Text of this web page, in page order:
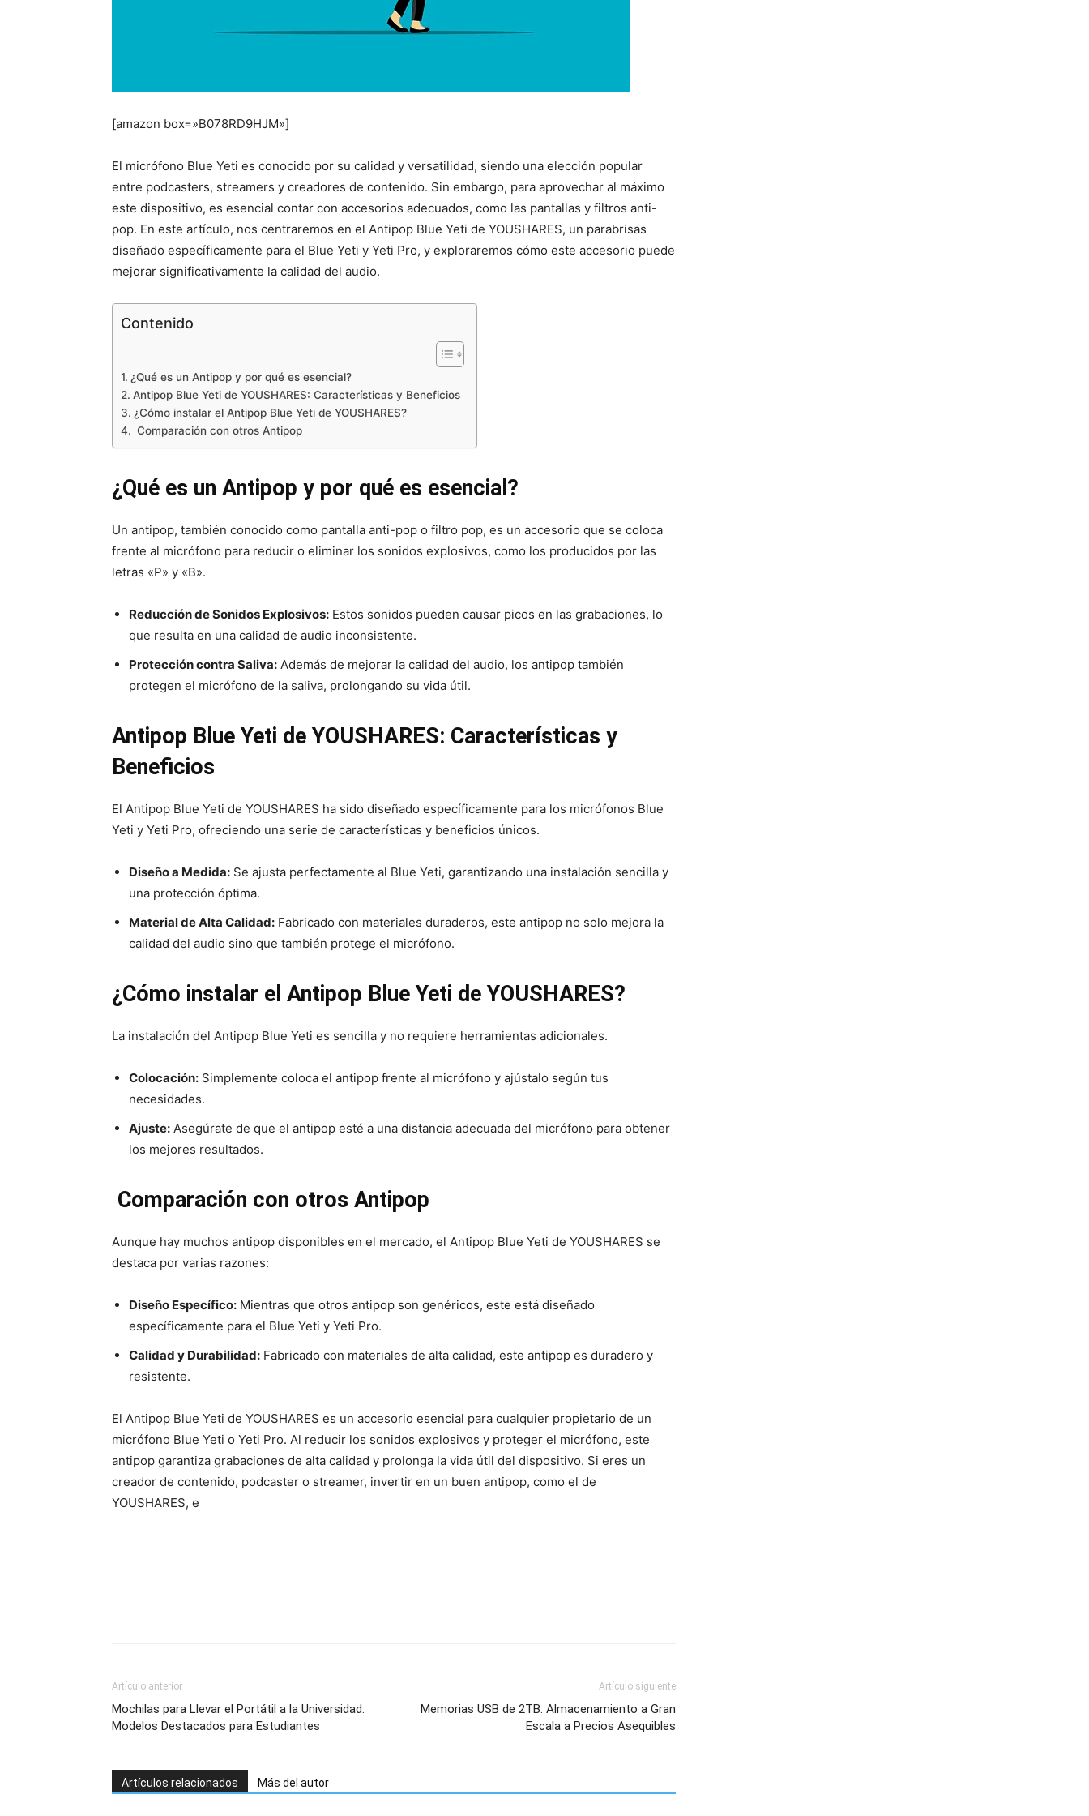
[amazon box=»B078RD9HJM»]
El micrófono Blue Yeti es conocido por su calidad y versatilidad, siendo una elección popular
entre podcasters, streamers y creadores de contenido. Sin embargo, para aprovechar al máximo
este dispositivo, es esencial contar con accesorios adecuados, como las pantallas y filtros anti-
pop. En este artículo, nos centraremos en el Antipop Blue Yeti de YOUSHARES, un parabrisas
diseñado específicamente para el Blue Yeti y Yeti Pro, y exploraremos cómo este accesorio puede
mejorar significativamente la calidad del audio.
Contenido
¿Qué es un Antipop y por qué es esencial?
Antipop Blue Yeti de YOUSHARES: Características y Beneficios
¿Cómo instalar el Antipop Blue Yeti de YOUSHARES?
Comparación con otros Antipop
¿Qué es un Antipop y por qué es esencial?
Un antipop, también conocido como pantalla anti-pop o filtro pop, es un accesorio que se coloca
frente al micrófono para reducir o eliminar los sonidos explosivos, como los producidos por las
letras «P» y «B».
Reducción de Sonidos Explosivos: Estos sonidos pueden causar picos en las grabaciones, lo
que resulta en una calidad de audio inconsistente.
Protección contra Saliva: Además de mejorar la calidad del audio, los antipop también
protegen el micrófono de la saliva, prolongando su vida útil.
Antipop Blue Yeti de YOUSHARES: Características y
Beneficios
El Antipop Blue Yeti de YOUSHARES ha sido diseñado específicamente para los micrófonos Blue
Yeti y Yeti Pro, ofreciendo una serie de características y beneficios únicos.
Diseño a Medida: Se ajusta perfectamente al Blue Yeti, garantizando una instalación sencilla y
una protección óptima.
Material de Alta Calidad: Fabricado con materiales duraderos, este antipop no solo mejora la
calidad del audio sino que también protege el micrófono.
¿Cómo instalar el Antipop Blue Yeti de YOUSHARES?
La instalación del Antipop Blue Yeti es sencilla y no requiere herramientas adicionales.
Colocación: Simplemente coloca el antipop frente al micrófono y ajústalo según tus
necesidades.
Ajuste: Asegúrate de que el antipop esté a una distancia adecuada del micrófono para obtener
los mejores resultados.
Comparación con otros Antipop
Aunque hay muchos antipop disponibles en el mercado, el Antipop Blue Yeti de YOUSHARES se
destaca por varias razones:
Diseño Específico: Mientras que otros antipop son genéricos, este está diseñado
específicamente para el Blue Yeti y Yeti Pro.
Calidad y Durabilidad: Fabricado con materiales de alta calidad, este antipop es duradero y
resistente.
El Antipop Blue Yeti de YOUSHARES es un accesorio esencial para cualquier propietario de un
micrófono Blue Yeti o Yeti Pro. Al reducir los sonidos explosivos y proteger el micrófono, este
antipop garantiza grabaciones de alta calidad y prolonga la vida útil del dispositivo. Si eres un
creador de contenido, podcaster o streamer, invertir en un buen antipop, como el de
YOUSHARES, e
Artículo anterior
Mochilas para Llevar el Portátil a la Universidad:
Modelos Destacados para Estudiantes
Artículo siguiente
Memorias USB de 2TB: Almacenamiento a Gran
Escala a Precios Asequibles
Artículos relacionados Más del autor